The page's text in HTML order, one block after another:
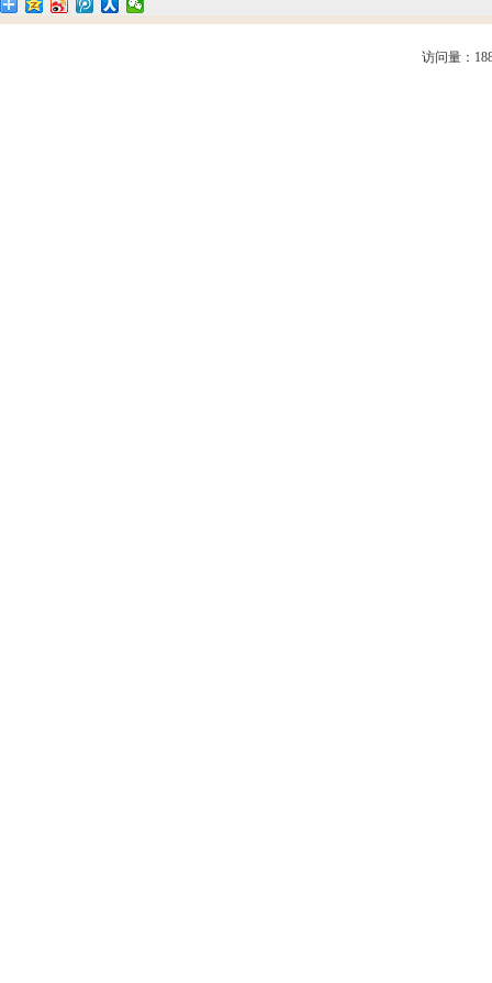
访问量：